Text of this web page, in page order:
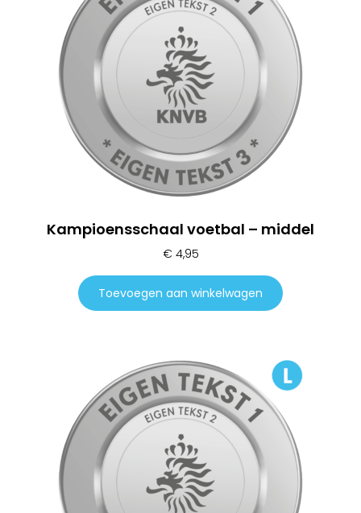
Kampioensschaal voetbal – middel
€ 4,95
Toevoegen aan winkelwagen